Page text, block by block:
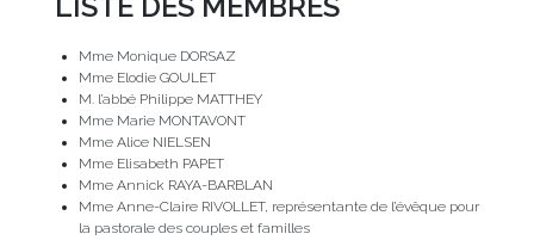
Mme Monique DORSAZ
Mme Elodie GOULET
M. l’abbé Philippe MATTHEY
Mme Marie MONTAVONT
Mme Alice NIELSEN
Mme Elisabeth PAPET
Mme Annick RAYA-BARBLAN
Mme Anne-Claire RIVOLLET, représentante de l’évêque pour
la pastorale des couples et familles